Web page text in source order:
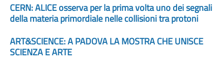
CERN: ALICE osserva per la prima volta uno dei segnali
della materia primordiale nelle collisioni tra protoni
ART&SCIENCE: A PADOVA LA MOSTRA CHE UNISCE
SCIENZA E ARTE